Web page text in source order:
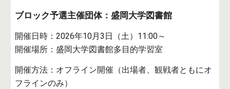
ブロック予選主催団体：盛岡大学図書館
開催日時：2026年10月3日（土）11:00～
開催場所： 盛岡大学図書館多目的学習室
開催方法：オフライン開催（出場者、観戦者ともにオ
フラインのみ）